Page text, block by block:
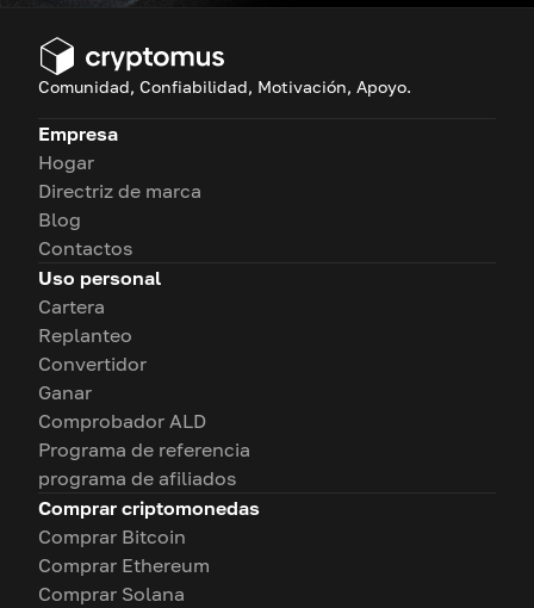
Comunidad, Confiabilidad, Motivación, Apoyo.
Empresa
Hogar
Directriz de marca
Blog
Contactos
Uso personal
Cartera
Replanteo
Convertidor
Ganar
Comprobador ALD
Programa de referencia
programa de afiliados
Comprar criptomonedas
Comprar Bitcoin
Comprar Ethereum
Comprar Solana